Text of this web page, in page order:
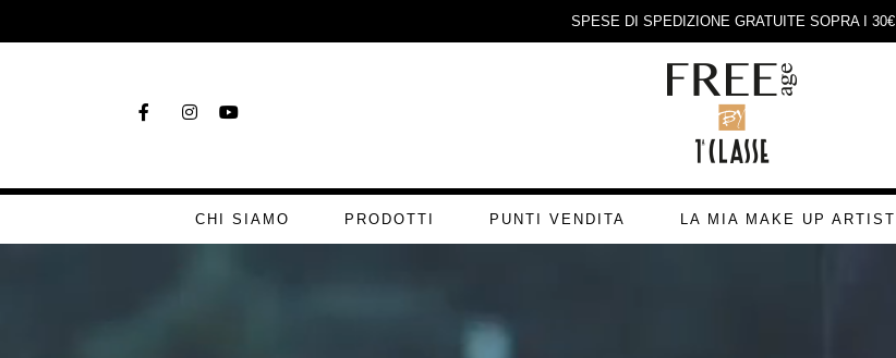
SPESE DI SPEDIZIONE GRATUITE SOPRA I 30€
CHI SIAMO PRODOTTI PUNTI VENDITA LA MIA MAKE UP ARTIST